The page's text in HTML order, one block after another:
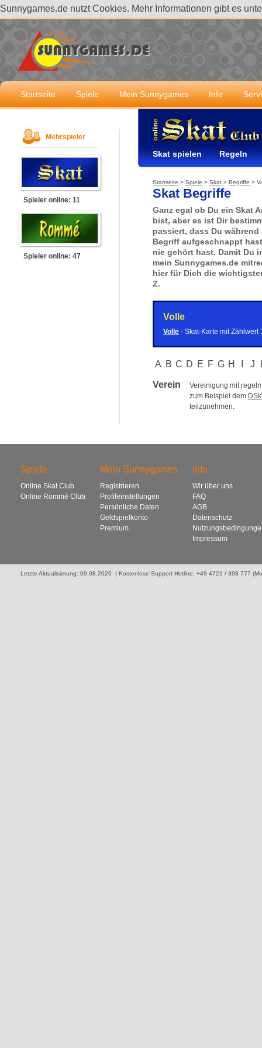
Sunnygames.de nutzt Cookies. Mehr Informationen gibt es
Startseite Spiele Mein Sunnygames Info
Mehrspieler
Spieler online: 11
Spieler online: 47
Skat spielen Regeln
Startseite > Spiele > Skat > Begriffe >
Skat Begriffe
Ganz egal ob Du ein Skat
bist, aber es ist Dir
passiert, dass Du
Begriff aufgeschnappt
nie gehört hast. Damit Du
mein Sunnygames.de
hier für Dich die
Z.
Volle
Volle - Skat-Karte mit Zählwert
A B C D E F G H J
Verein
Vereinigung mit
zum Beispiel dem
teilzunehmen.
Spiele
Online Skat Club
Online Rommé Club
Mein Sunnygames
Registrieren
Profileinstellungen
Persönliche Daten
Geldspielkonto
Premium
Info
Wir über uns
FAQ
AGB
Datenschutz
Impressum
Letzte Aktualisierung: 09.08.2026 | Kostenlose Support Hotline: +49 4721 / 398 777